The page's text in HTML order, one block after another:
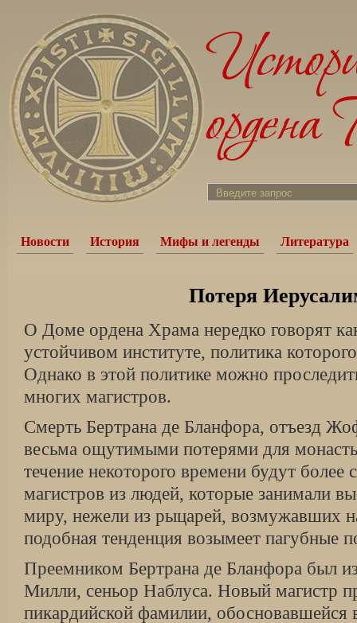
Новости История Мифы и легенды Литература
Потеря
О Доме ордена Храма нередко говорят
устойчивом институте, политика
Однако в этой политике можно
многих магистров.
Смерть Бертрана де Бланфора, отъезд
весьма ощутимыми потерями для
течение некоторого времени будут более
магистров из людей, которые занимали
миру, нежели из рыцарей, возмужавших
подобная тенденция возымеет пагубные
Преемником Бертрана де Бланфора был
Милли, сеньор Наблуса. Новый магистр
пикардийской фамилии,